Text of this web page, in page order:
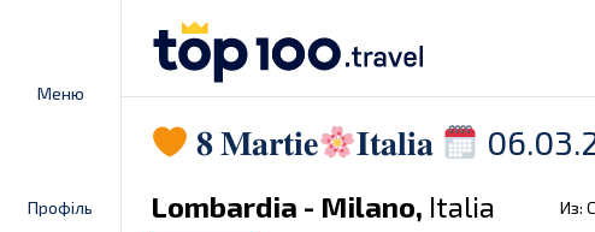
Меню
Профіль
𝟖 𝐌𝐚𝐫𝐭𝐢𝐞 𝐈𝐭𝐚𝐥𝐢𝐚
Lombardia - Milano, Italia Из: